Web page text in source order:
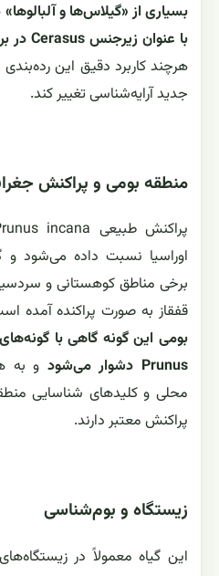
بسیاری از «گیلاس‌ها و
با عنوان زیرجنس Cerasus در برخی منابع) بررسی می‌شوند
هرچند کاربرد دقیق این
جدید آرایه‌شناسی تغییر کند.
منطقه بومی و پراکنش
اوراسیا نسبت داده می‌شود و
برخی مناطق کوهستانی و
قفقاز به صورت پراکنده آمده
بومی این گونه گاهی با
Prunus دشوار می‌شود
و به
محلی و کلیدهای شناسایی
پراکنش معتبر دارند.
زیستگاه و بوم‌شناسی
این گیاه معمولاً در